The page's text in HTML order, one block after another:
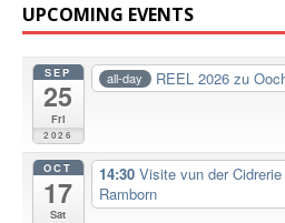
UPCOMING EVENTS
SEP
25
Fri
2026
all-day REEL 2026 zu
OCT
17
Sat
14:30 Visite vun der
Ramborn